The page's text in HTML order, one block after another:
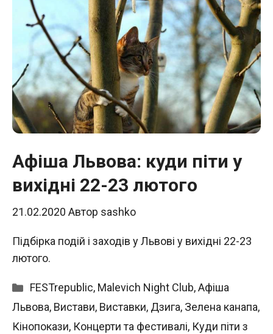
Афіша Львова: куди піти у
вихідні 22-23 лютого
21.02.2020 Автор sashko
Підбірка подій і заходів у Львові у вихідні 22-23
лютого.
Категорії
FESTrepublic, Malevich Night Club,Афіша
Львова, Вистави, Виставки, Дзига, Зелена канапа,
Кінопокази, Концерти та фестивалі, Куди піти з